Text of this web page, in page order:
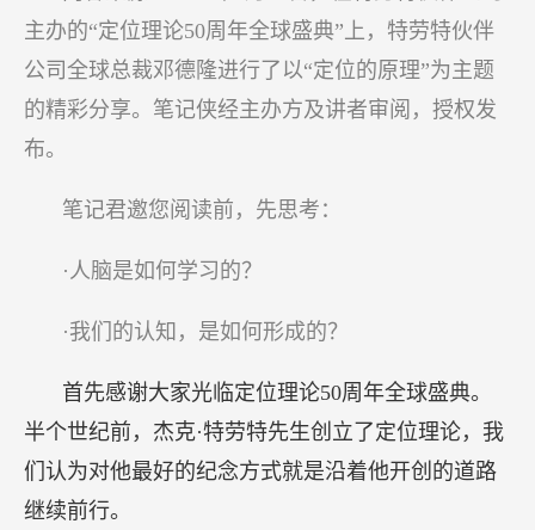
主办的“定位理论50周年全球盛典”上，特劳特伙伴
公司全球总裁邓德隆进行了以“定位的原理”为主题
的精彩分享。笔记侠经主办方及讲者审阅，授权发
布。
笔记君邀您阅读前，先思考：
·人脑是如何学习的？
·我们的认知，是如何形成的？
首先感谢大家光临定位理论50周年全球盛典。
半个世纪前，杰克·特劳特先生创立了定位理论，我
们认为对他最好的纪念方式就是沿着他开创的道路
继续前行。